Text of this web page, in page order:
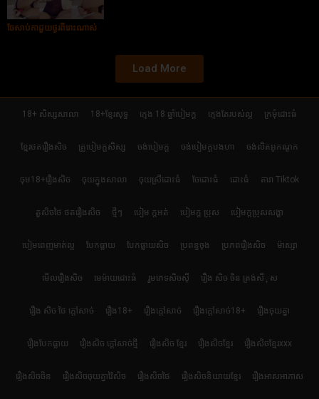
ចែសាប់កាដួយថ្ងូរពីរោះណាស់
Load More
18+ សិស្សសាលា 18+ខ្មែរសុទ្ធ ក្មេង 18 ឆ្នាំបៀមក្ដ ក្មេងតែរបស់ល្អ ក្រមុំដោះធំ
ខ្មែរថតរឿងសិច គ្រូបៀមក្ដសិស្ស ចង់បៀមក្ដ ចង់បៀមក្តបងហា ចង់លិតអូកណូក
ចុម18+រឿងសិច ចុយក្នុងសាលា ចុយស្រីដោះធំ ចែដោះធំ ដោះធំ តារា Tiktok
តួសិចថៃ ថតរឿងសិច ថ្មីៗ បៀម ក្ដអត់ បៀមក្ដ ប្រុស បៀមក្តប្រុសសង្ហា
បៀមពេញមាត់ល្អ បែកធ្លាយ បែកធ្លាយសិច ប្រពន្ធចុង ប្រភពរឿងសិច ម៉ាស្សា
មើលរឿងសិច មេម៉ាយដោះធំ រួមភេទសិចស៊ី រឿង សិច ចិន ត្រង់សីុស
រឿង សិច ថៃ ក្តៅសាច់ រឿង18+ រឿងក្ដៅសាច់ រឿងក្ដៅសាច់18+ រឿងចុយគ្នា
រឿងបែកធ្លាយ រឿងសិច ក្តៅសាច់ថ្មី រឿងសិច ខ្មែរ រឿងសិចខ្មែរ រឿងសិចខ្មែរxxx
រឿងសិចចិន រឿងសិចចុយគ្នាវ៉ៃសិច រឿងសិចថៃ រឿងសិចនិយាយខ្មែរ រឿងអាសអាភាស